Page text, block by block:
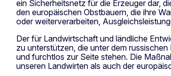
ein Sicherheitsnetz für die Erzeuger dar,
den europäischen Obstbauern, die ihre
oder weiterverarbeiten,
Der für Landwirtschaft und ländliche
zu unterstützen, die unter dem
und furchtlos zur Seite stehen. Die
unseren Landwirten als auch der